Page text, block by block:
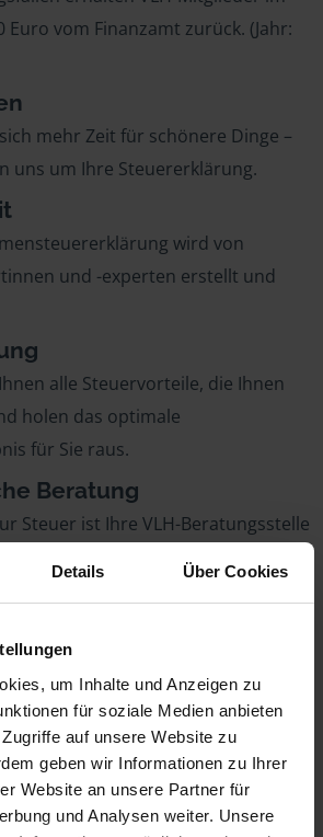
Details Über Cookies
um Inhalte und Anzeigen zu
für soziale Medien anbieten
auf unsere Website zu
geben wir Informationen zu Ihrer
Website an unsere Partner für
und Analysen weiter. Unsere
Euro vom Finanzamt zurück. (Jahr:
mehr Zeit für schönere Dinge –
uns um Ihre Steuererklärung.
wird von
und -experten erstellt und
alle Steuervorteile, die Ihnen
holen das optimale
für Sie raus.
Beratung
Steuer ist Ihre VLH-Beratungsstelle
da – ohne Zusatzkosten.
der sich nach Ihren
richtet.